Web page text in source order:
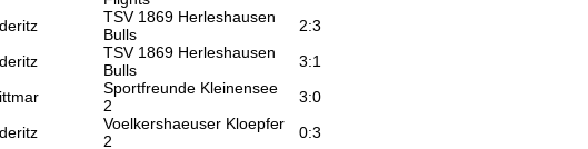
TSV 1869 Herleshausen
Bulls
2:3
TSV 1869 Herleshausen
Bulls
3:1
Sportfreunde Kleinensee
2
3:0
Voelkershaeuser Kloepfer
2
0:3